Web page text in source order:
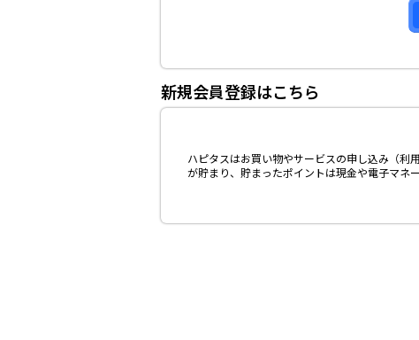
新規会員登録はこちら
ハピタスはお買い物やサービスの申し込み（利
が貯まり、貯まったポイントは現金や電子マネ